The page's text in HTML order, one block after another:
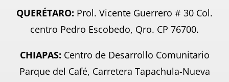
QUERÉTARO: Prol. Vicente Guerrero # 30 Col.
centro Pedro Escobedo, Qro. CP 76700.
CHIAPAS: Centro de Desarrollo Comunitario
Parque del Café, Carretera Tapachula-Nueva